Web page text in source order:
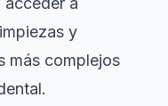
y
más complejos